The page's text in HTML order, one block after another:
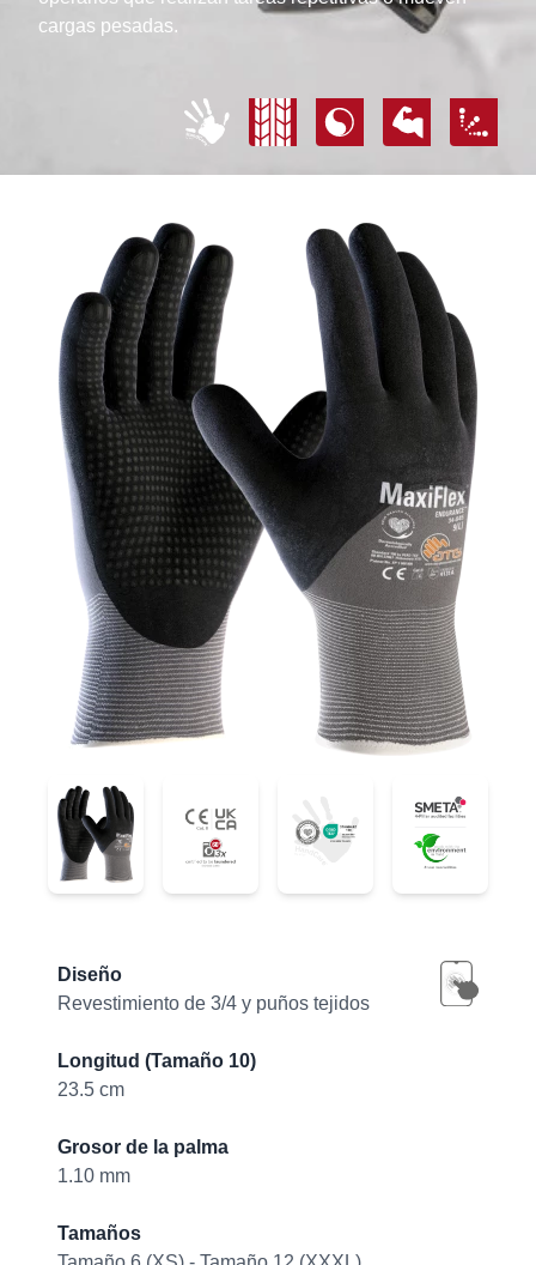
cargas pesadas.
34-845 34-845
Product information
Diseño
Revestimiento de 3/4 y puños tejidos
Longitud (Tamaño 10)
23.5 cm
Grosor de la palma
1.10 mm
Tamaños